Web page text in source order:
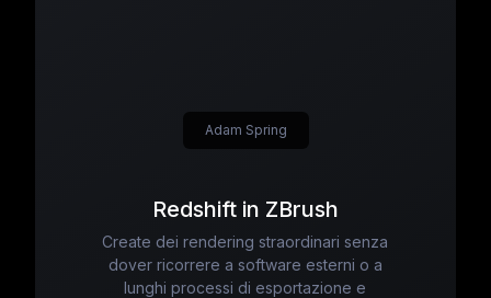
Redshift in ZBrush
Create dei rendering straordinari senza
dover ricorrere a software esterni o a
lunghi processi di esportazione e
Adam Spring